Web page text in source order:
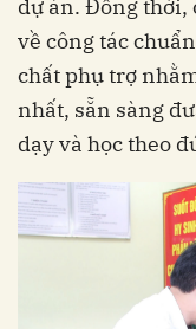
dự án. Đồng thời,
về công tác
chất phụ trợ
nhất, sẵn sàng
dạy và học theo